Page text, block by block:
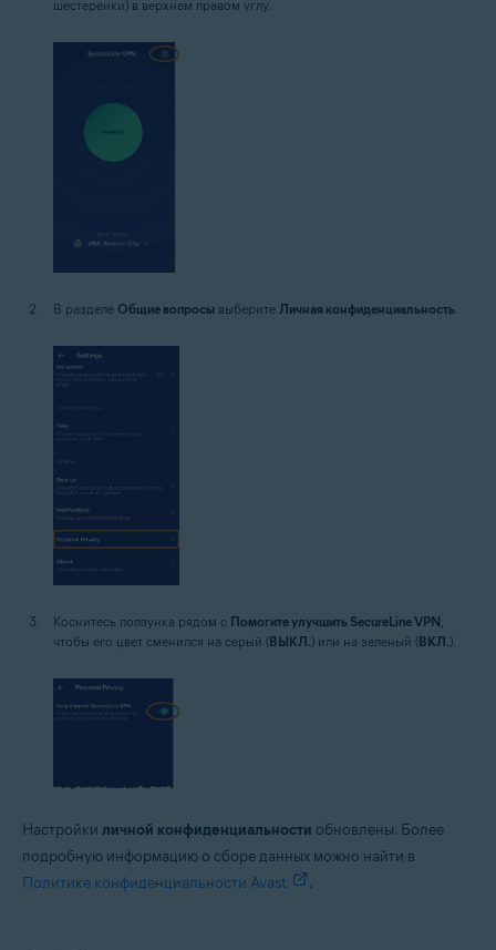
шестеренки) в верхнем правом углу.
В разделе Общие вопросы выберите Личная конфиденциальность.
Коснитесь ползунка рядом с Помогите улучшить SecureLine VPN,
чтобы его цвет сменился на серый (ВЫКЛ.) или на зеленый (ВКЛ.).
Настройки личной конфиденциальности обновлены. Более
подробную информацию о сборе данных можно найти в
Политике конфиденциальности Avast
.